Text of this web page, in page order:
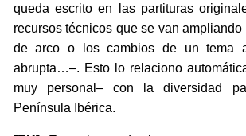
queda escrito en las partituras
recursos técnicos que se van ampliando
de arco o los cambios de un tema
abrupta…–. Esto lo relaciono
muy personal– con la diversidad
Península Ibérica.